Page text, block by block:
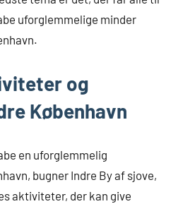
uforglemmelige minder
og
København
en uforglemmelig
bugner Indre By af sjove,
aktiviteter, der kan give